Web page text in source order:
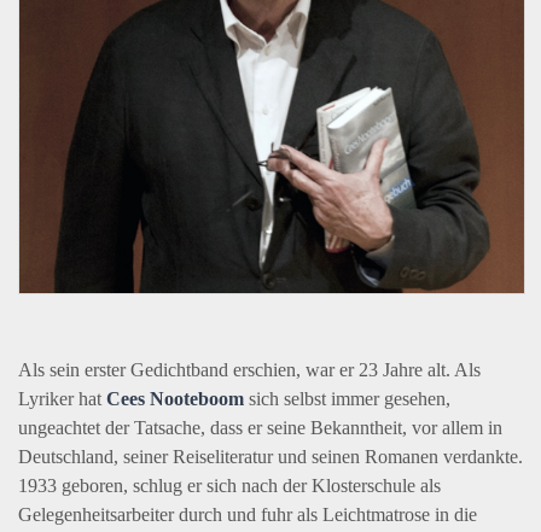
Als sein erster Gedichtband erschien, war er 23 Jahre alt. Als
Lyriker hat Cees Nooteboom sich selbst immer gesehen,
ungeachtet der Tatsache, dass er seine Bekanntheit, vor allem in
Deutschland, seiner Reiseliteratur und seinen Romanen verdankte.
1933 geboren, schlug er sich nach der Klosterschule als
Gelegenheitsarbeiter durch und fuhr als Leichtmatrose in die